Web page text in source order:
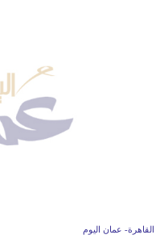
القاهرة- عمان اليوم